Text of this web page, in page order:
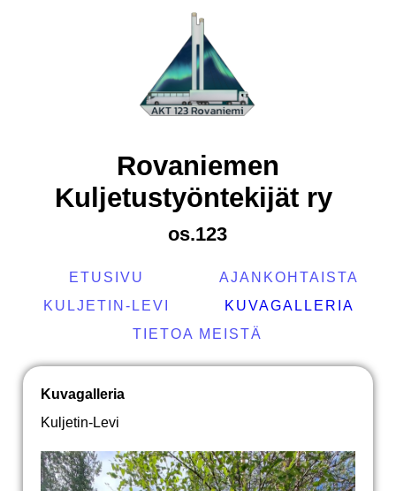
Rovaniemen
Kuljetustyöntekijät ry
os.123
ETUSIVU
AJANKOHTAISTA
KULJETIN-LEVI
KUVAGALLERIA
TIETOA MEISTÄ
Kuvagalleria
Kuljetin-Levi